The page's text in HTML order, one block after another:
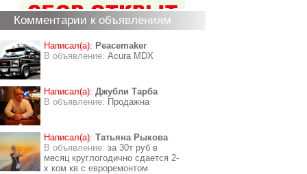
Комментарии к объявлениям
Написал(а): Peacemaker
В объявление: Acura MDX
Написал(а): Джубли Тарба
В объявление: Продажна
Написал(а): Татьяна Рыкова
В объявление: за 30т руб в
месяц круглогодично сдается 2-
х ком кв с евроремонтом